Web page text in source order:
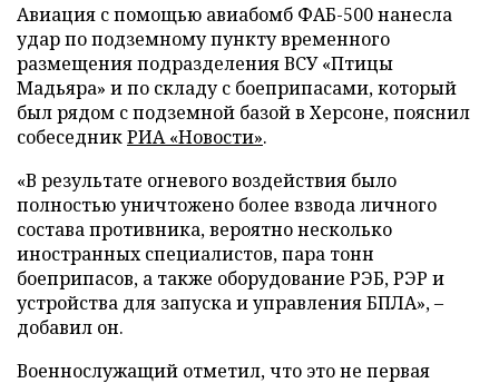
Авиация с помощью авиабомб ФАБ-500 нанесла
удар по подземному пункту временного
размещения подразделения ВСУ «Птицы
Мадьяра» и по складу с боеприпасами, который
был рядом с подземной базой в Херсоне, пояснил
собеседникРИА «Новости».
«В результате огневого воздействия было
полностью уничтожено более взвода личного
состава противника, вероятно несколько
иностранных специалистов, пара тонн
боеприпасов, а также оборудование РЭБ, РЭР и
устройства для запуска и управления БПЛА», –
добавил он.
Военнослужащий отметил, что это не первая